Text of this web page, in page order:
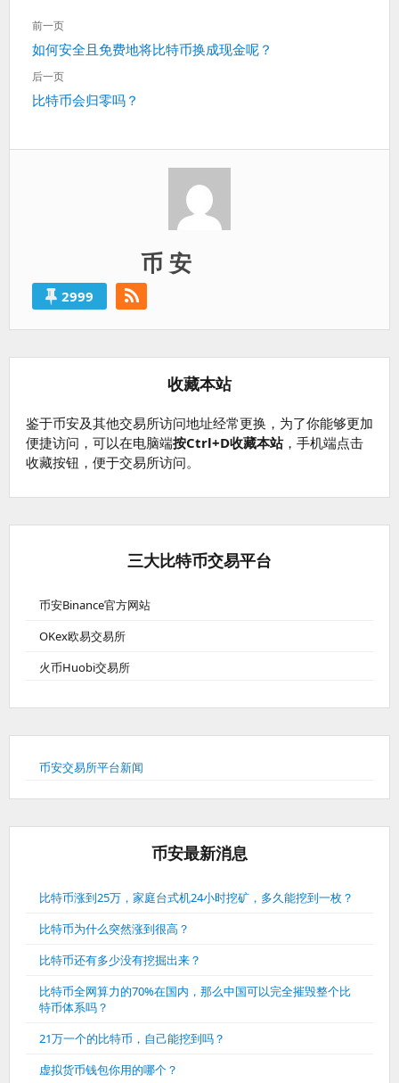
文
章
导
航
前一页
上
一
篇：
如何安全且免费地将比特币换成现金呢？
后一页
下
比特币会归零吗？
币 安
2999
收藏本站
鉴于币安及其他交易所访问地址经常更换，为了你能够更加
便捷访问，可以在电脑端按Ctrl+D收藏本站，手机端点击
收藏按钮，便于交易所访问。
三大比特币交易平台
币安Binance官方网站
OKex欧易交易所
火币Huobi交易所
币安交易所平台新闻
币安最新消息
比特币涨到25万，家庭台式机24小时挖矿，多久能挖到一枚？
比特币为什么突然涨到很高？
比特币还有多少没有挖掘出来？
比特币全网算力的70%在国内，那么中国可以完全摧毁整个比
特币体系吗？
21万一个的比特币，自己能挖到吗？
虚拟货币钱包你用的哪个？